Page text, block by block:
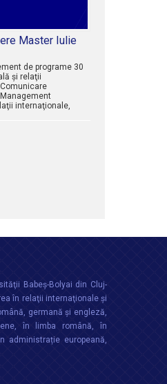
Master Iulie
de programe 30
şi relaţii
internaţionale,
Babeș-Bolyai din Cluj-
în relaţii internaţionale şi
germană și engleză,
în limba română, în
administrație europeană,